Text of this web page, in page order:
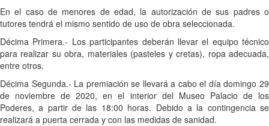
En el caso de menores de edad, la autorización de sus padres o
tutores tendrá el mismo sentido de uso de obra seleccionada.
Décima Primera.- Los participantes deberán llevar el equipo técnico
para realizar su obra, materiales (pasteles y cretas), ropa adecuada,
entre otros.
Décima Segunda.- La premiación se llevará a cabo el día domingo 29
de noviembre de 2020, en el interior del Museo Palacio de los
Poderes, a partir de las 18:00 horas. Debido a la contingencia se
realizará a puerta cerrada y con las medidas de sanidad.